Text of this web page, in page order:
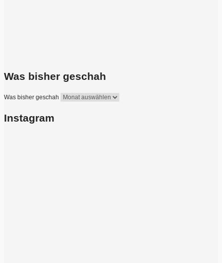
Was bisher geschah
Was bisher geschah
Instagram